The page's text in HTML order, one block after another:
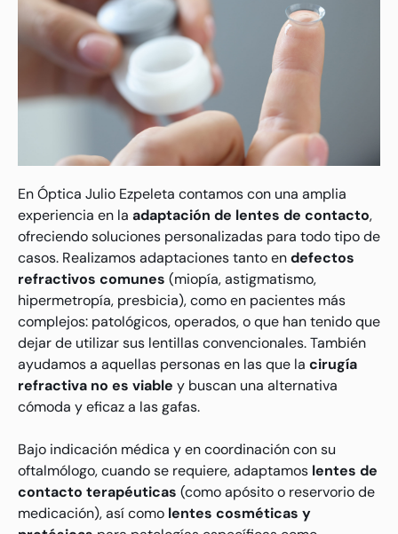
En Óptica Julio Ezpeleta contamos con una amplia
experiencia en la adaptación de lentes de contacto,
ofreciendo soluciones personalizadas para todo tipo de
casos. Realizamos adaptaciones tanto endefectos
refractivos comunes (miopía, astigmatismo,
hipermetropía, presbicia), como en pacientes más
complejos: patológicos, operados, o que han tenido que
dejar de utilizar sus lentillas convencionales. También
ayudamos a aquellas personas en las que la cirugía
refractiva no es viable y buscan una alternativa
cómoda y eficaz a las gafas.
Bajo indicación médica y en coordinación con su
oftalmólogo, cuando se requiere, adaptamos lentes de
contacto terapéuticas (como apósito o reservorio de
medicación), así como lentes cosméticas y